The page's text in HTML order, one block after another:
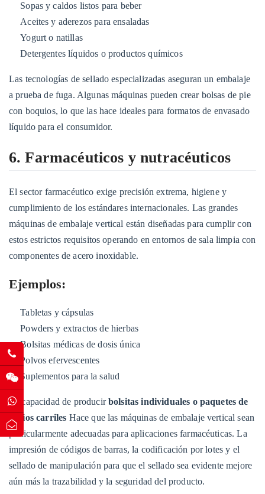
Sopas y caldos listos para beber
Aceites y aderezos para ensaladas
Yogurt o natillas
Detergentes líquidos o productos químicos
Las tecnologías de sellado especializadas aseguran un embalaje
a prueba de fuga. Algunas máquinas pueden crear bolsas de pie
con boquios, lo que las hace ideales para formatos de envasado
líquido para el consumidor.
6. Farmacéuticos y nutracéuticos
El sector farmacéutico exige precisión extrema, higiene y
cumplimiento de los estándares internacionales. Las grandes
máquinas de embalaje vertical están diseñadas para cumplir con
estos estrictos requisitos operando en entornos de sala limpia con
componentes de acero inoxidable.
Ejemplos:
Tabletas y cápsulas
Powders y extractos de hierbas
Bolsitas médicas de dosis única
Polvos efervescentes
Suplementos para la salud
La capacidad de producirbolsitas individuales o paquetes de
varios carriles Hace que las máquinas de embalaje vertical sean
particularmente adecuadas para aplicaciones farmacéuticas. La
impresión de códigos de barras, la codificación por lotes y el
sellado de manipulación para que el sellado sea evidente mejore
aún más la trazabilidad y la seguridad del producto.